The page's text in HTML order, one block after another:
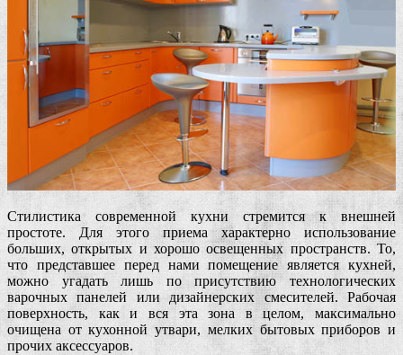
Стилистика современной кухни стремится к внешней
простоте. Для этого приема характерно использование
больших, открытых и хорошо освещенных пространств. То,
что представшее перед нами помещение является кухней,
можно угадать лишь по присутствию технологических
варочных панелей или дизайнерских смесителей. Рабочая
поверхность, как и вся эта зона в целом, максимально
очищена от кухонной утвари, мелких бытовых приборов и
прочих аксессуаров.